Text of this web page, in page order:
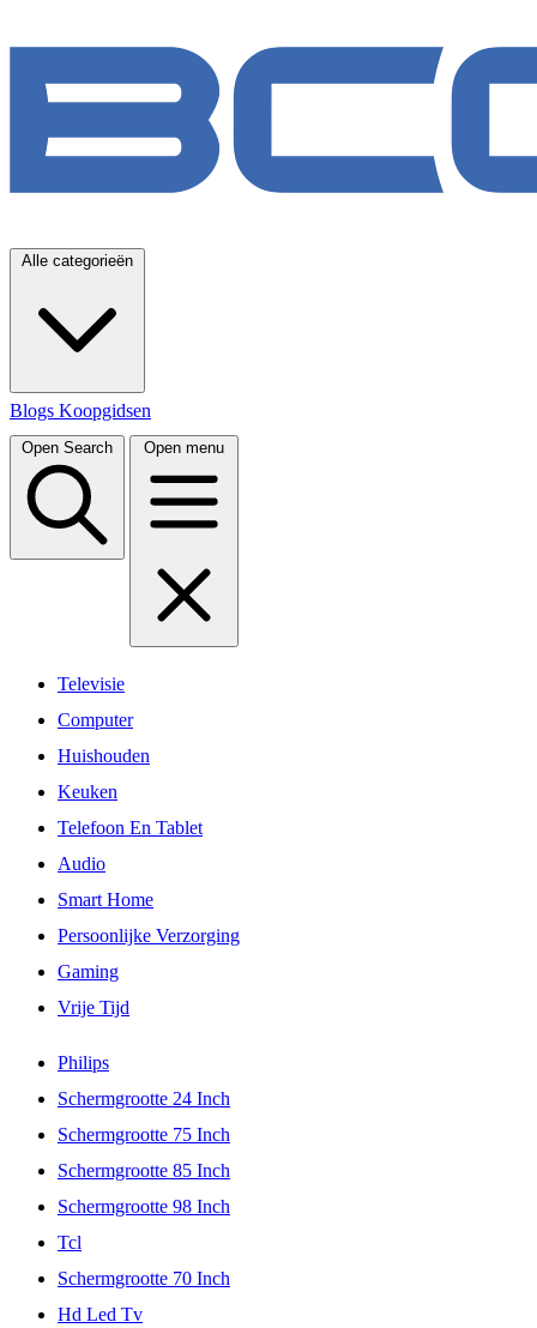
Alle categorieën
Blogs Koopgidsen
Open Search Open menu
Televisie
Computer
Huishouden
Keuken
Telefoon En Tablet
Audio
Smart Home
Persoonlijke Verzorging
Gaming
Vrije Tijd
Philips
Schermgrootte 24 Inch
Schermgrootte 75 Inch
Schermgrootte 85 Inch
Schermgrootte 98 Inch
Tcl
Schermgrootte 70 Inch
Hd Led Tv